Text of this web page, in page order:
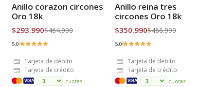
Envío Gratis
Anillo corazon circones
Oro 18k
$293.990$464.990
5.0
Tarjeta de débito
Tarjeta de crédito
VISA
cuotas
Envío Gratis
Anillo reina tres
circones Oro 18k
$350.990$466.990
5.0
Tarjeta de débito
Tarjeta de crédito
VISA
cuotas